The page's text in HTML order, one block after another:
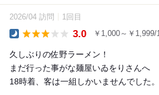
2026/04 訪問 1回目
3.0 ￥1,000～￥1,999/
久しぶりの佐野ラーメン！
まだ行った事がな麺屋いゐをりさんへ
18時着、客は一組しかいませんでした。